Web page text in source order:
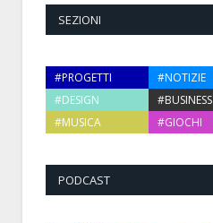
SEZIONI
#PROGETTI #NOTIZIE
#DESIGN
#BUSINESS
#MUSICA
#GIOCHI
PODCAST